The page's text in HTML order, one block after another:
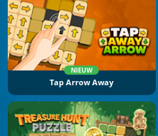
NIEUW
Tap Arrow Away